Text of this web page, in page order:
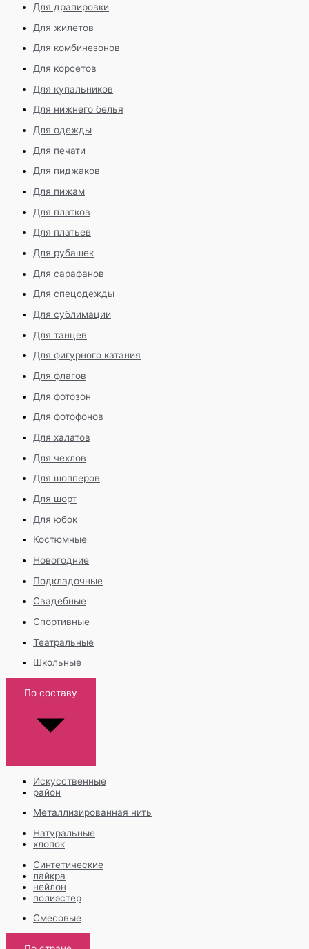
Для драпировки
Для жилетов
Для комбинезонов
Для корсетов
Для купальников
Для нижнего белья
Для одежды
Для печати
Для пиджаков
Для пижам
Для платков
Для платьев
Для рубашек
Для сарафанов
Для спецодежды
Для сублимации
Для танцев
Для фигурного катания
Для флагов
Для фотозон
Для фотофонов
Для халатов
Для чехлов
Для шопперов
Для шорт
Для юбок
Костюмные
Новогодние
Подкладочные
Свадебные
Спортивные
Театральные
Школьные
По составу
Искусственные
район
Металлизированная нить
Натуральные
хлопок
Синтетические
лайкра
нейлон
полиэстер
Смесовые